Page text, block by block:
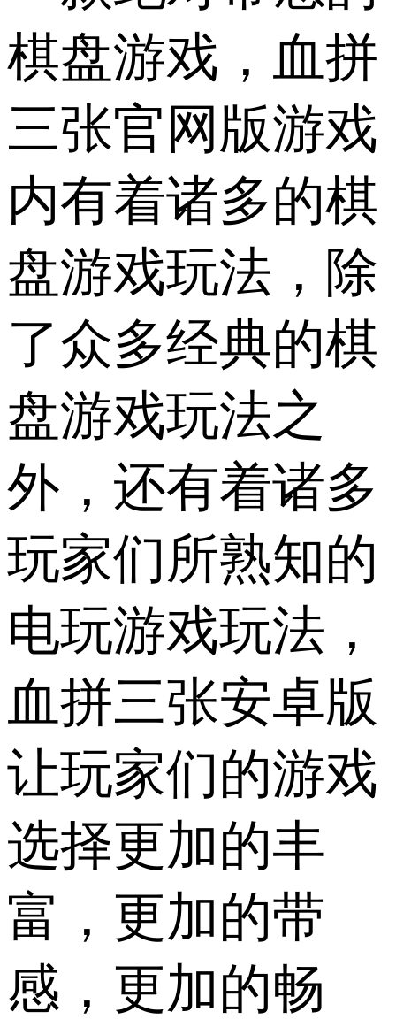
棋盘游戏，血拼
三张官网版游戏
内有着诸多的棋
盘游戏玩法，除
了众多经典的棋
盘游戏玩法之
外，还有着诸多
玩家们所熟知的
电玩游戏玩法，
血拼三张安卓版
让玩家们的游戏
选择更加的丰
富，更加的带
感，更加的畅